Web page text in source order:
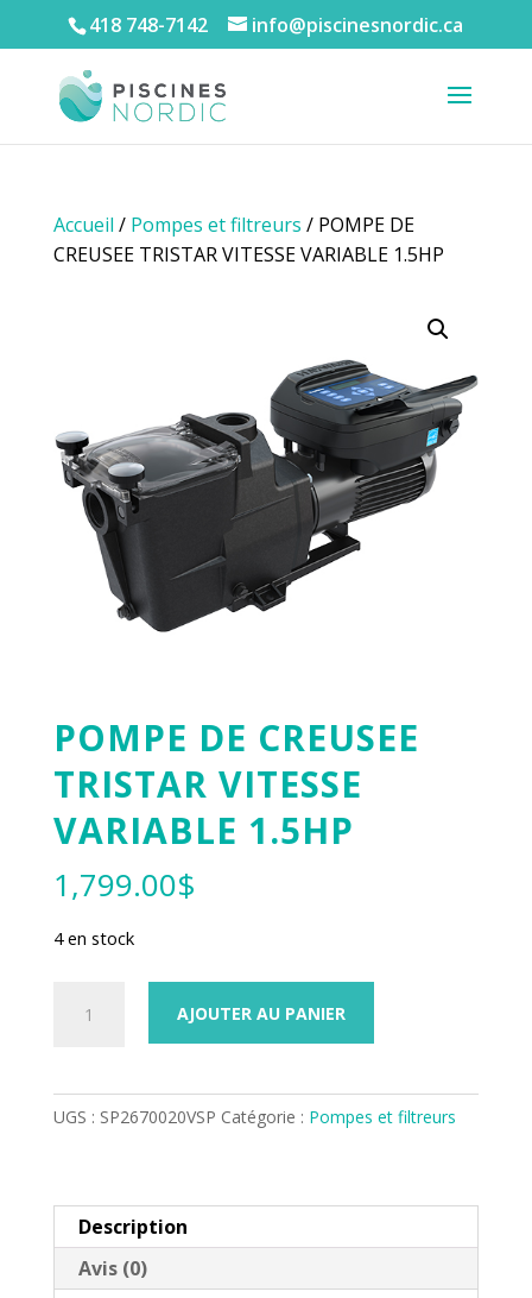
418 748-7142 info@piscinesnordic.ca
Accueil / Pompes et filtreurs / POMPE DE
CREUSEE TRISTAR VITESSE VARIABLE 1.5HP
POMPE DE CREUSEE
TRISTAR VITESSE
VARIABLE 1.5HP
1,799.00$
4 en stock
CREUSEE
VARIABLE
1.5HP
AJOUTER AU PANIER
UGS : SP2670020VSP Catégorie : Pompes et filtreurs
Description
Avis (0)